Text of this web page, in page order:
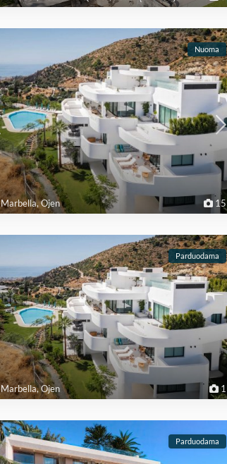
15
Marbella,Ojen
Nuoma
1
Marbella,Ojen
Parduodama
Parduodama